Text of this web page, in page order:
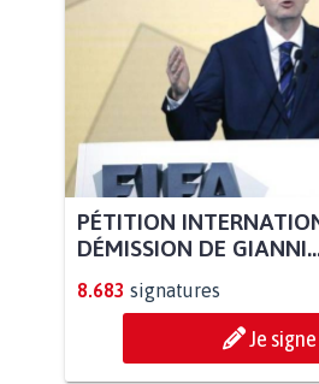
PÉTITION
DÉMISSION DE
8.683 signatures
Je signe